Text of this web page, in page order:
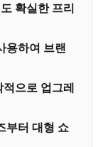
확실한 프리
용하여 브랜
으로 업그레
부터 대형 쇼